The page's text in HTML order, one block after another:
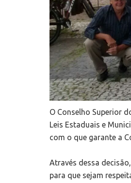
O Conselho Superior
Leis Estaduais e
com o que garante a
Através dessa
para que sejam